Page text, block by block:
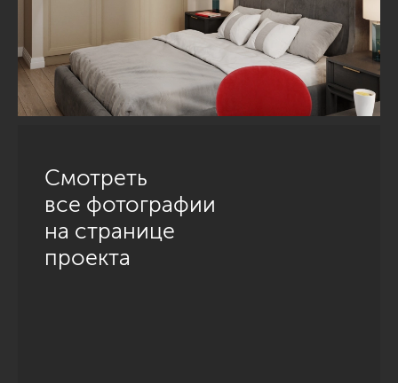
Смотреть
все фотографии
на странице
проекта